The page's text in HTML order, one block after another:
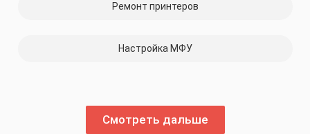
Ремонт принтеров
Настройка МФУ
Смотреть дальше